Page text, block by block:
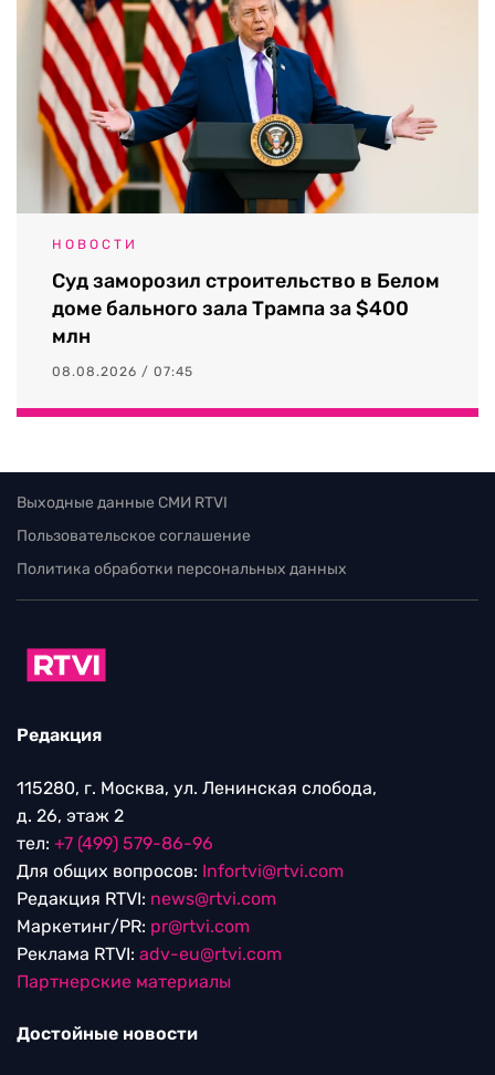
НОВОСТИ
Суд заморозил строительство в Белом
доме бального зала Трампа за $400
млн
08.08.2026 / 07:45
Выходные данные СМИ RTVI
Пользовательское соглашение
Политика обработки персональных данных
Редакция
115280, г. Москва, ул. Ленинская слобода,
д. 26, этаж 2
тел: +7 (499) 579-86-96
Для общих вопросов: Infortvi@rtvi.com
Редакция RTVI: news@rtvi.com
Маркетинг/PR: pr@rtvi.com
Реклама RTVI: adv-eu@rtvi.com
Партнерские материалы
Достойные новости